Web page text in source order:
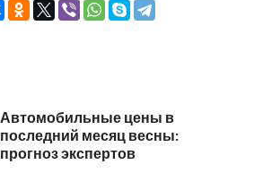
Автомобильные цены в
последний месяц весны:
прогноз экспертов